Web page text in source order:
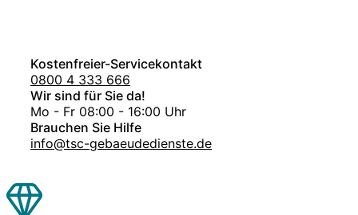
Kostenfreier-Servicekontakt
0800 4 333 666
Wir sind für Sie da!
Mo - Fr 08:00 - 16:00 Uhr
Brauchen Sie Hilfe
info@tsc-gebaeudedienste.de